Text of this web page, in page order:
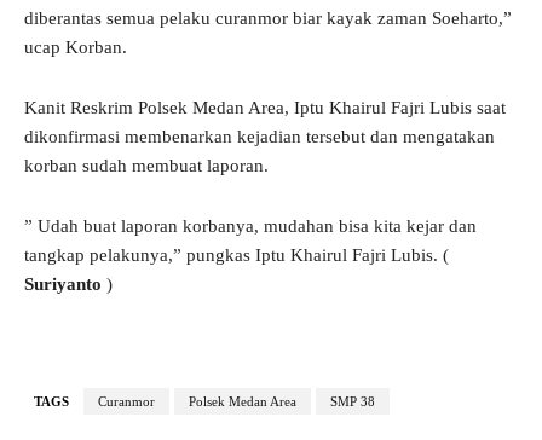
diberantas semua pelaku curanmor biar kayak zaman Soeharto,”
ucap Korban.
Kanit Reskrim Polsek Medan Area, Iptu Khairul Fajri Lubis saat
dikonfirmasi membenarkan kejadian tersebut dan mengatakan
korban sudah membuat laporan.
” Udah buat laporan korbanya, mudahan bisa kita kejar dan
tangkap pelakunya,” pungkas Iptu Khairul Fajri Lubis. (
Suriyanto )
TAGS Curanmor Polsek Medan Area SMP 38